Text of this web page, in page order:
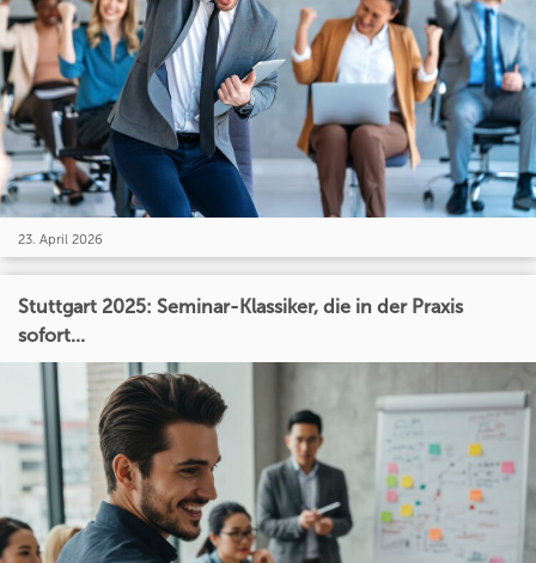
23. April 2026
Stuttgart 2025: Seminar-Klassiker, die in der Praxis
sofort...